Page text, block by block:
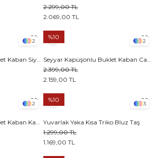
2.069,00 TL
2.299,00 TL
2
Seyyar Kapüşonlu Buklet Kaban Siyah
2
Seyyar Kapüşonlu Buklet Kaban Camel
2.159,00 TL
2.399,00 TL
%10
2
Seyyar Kapüşonlu Buklet Kaban Kahverengi
3
Yuvarlak Yaka Kısa Triko Bluz Taş
1.169,00 TL
1.299,00 TL
%10